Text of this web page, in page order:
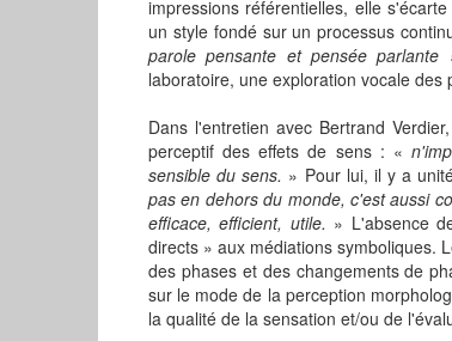
impressions référentielles, elle
un style fondé sur un processus
parole pensante et pensée parlante
laboratoire, une exploration vocale
Dans l'entretien avec Bertrand
perceptif des effets de sens : «
sensible du sens. » Pour lui, il y a
pas en dehors du monde, c'est aussi
efficace, efficient, utile. » L'absence
directs » aux médiations symboliques.
des phases et des changements de
sur le mode de la perception
la qualité de la sensation et/ou de